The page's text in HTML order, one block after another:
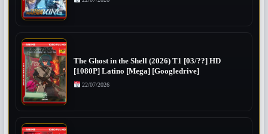
The Ghost in the Shell (2026) T1 [03/??] HD
[1080P] Latino [Mega] [Googledrive]
22/07/2026